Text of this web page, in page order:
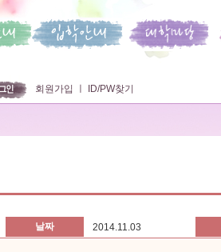
회원가입 ID/PW찾기
날짜 2014.11.03